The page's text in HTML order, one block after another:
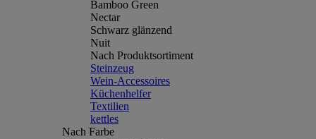
Bamboo Green
Nectar
Schwarz glänzend
Nuit
Nach Produktsortiment
Steinzeug
Wein-Accessoires
Küchenhelfer
Textilien
kettles
Nach Farbe